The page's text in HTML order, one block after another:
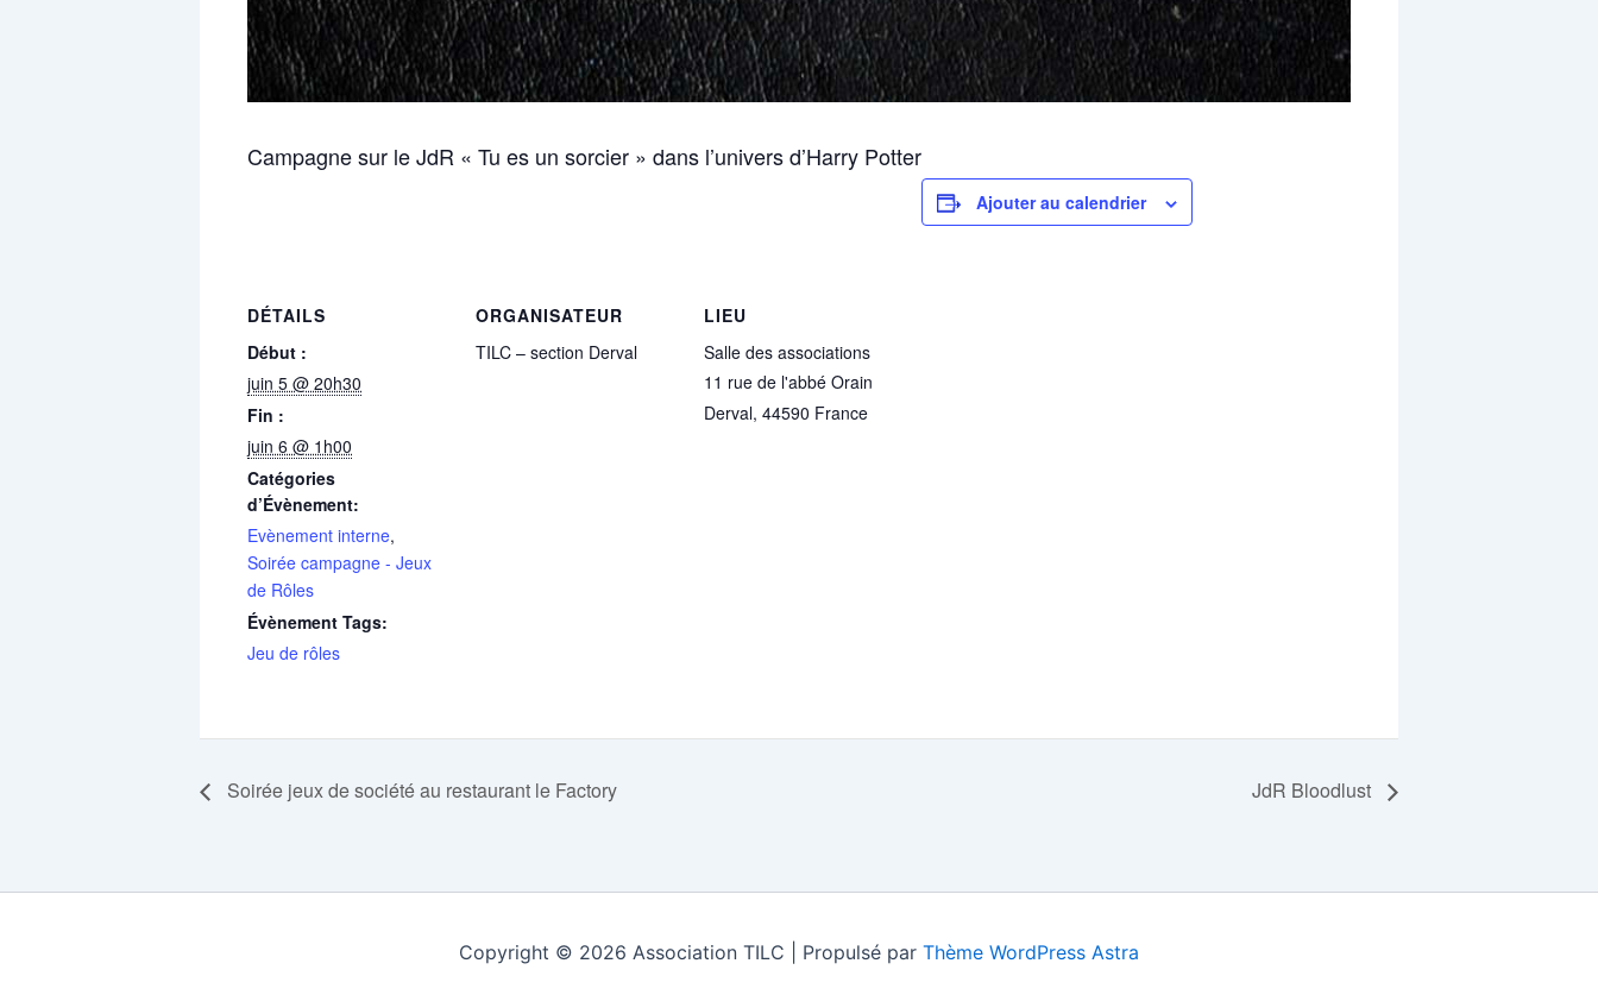
Campagne sur le JdR « Tu es un sorcier » dans l’univers d’Harry Potter
Ajouter au calendrier
DÉTAILS
Début :
juin 5 @ 20h30
Fin :
juin 6 @ 1h00
Catégories
d’Évènement:
Evènement interne,
Soirée campagne - Jeux
de Rôles
Évènement Tags:
Jeu de rôles
ORGANISATEUR
TILC – section Derval
LIEU
Salle des associations
11 rue de l'abbé Orain
Derval, 44590 France
Soirée jeux de société au restaurant le Factory JdR Bloodlust
Copyright © 2026 Association TILC | Propulsé par Thème WordPress Astra